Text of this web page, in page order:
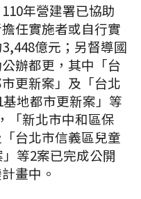
年營建署已協助
任實施者或自行實
億元；另督導國
辦都更，其中「台
更新案」及「台北
地都市更新案」等
「新北市中和區保
台北市信義區兒童
等2案已完成公開
畫中。